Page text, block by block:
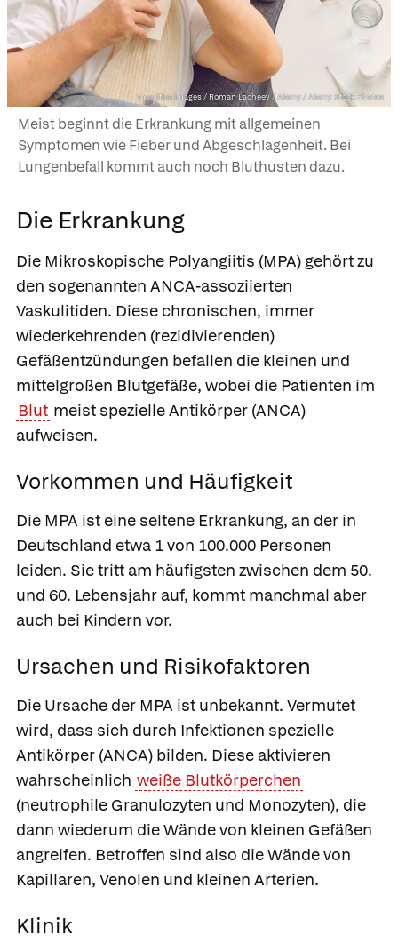
mauritius images / Roman Lacheev / Alamy / Alamy Stock Photos
Meist beginnt die Erkrankung mit allgemeinen
Symptomen wie Fieber und Abgeschlagenheit. Bei
Lungenbefall kommt auch noch Bluthusten dazu.
Die Erkrankung
Die Mikroskopische Polyangiitis (MPA) gehört zu
den sogenannten ANCA-assoziierten
Vaskulitiden. Diese chronischen, immer
wiederkehrenden (rezidivierenden)
Gefäßentzündungen befallen die kleinen und
mittelgroßen Blutgefäße, wobei die Patienten im
Blut meist spezielle Antikörper (ANCA)
aufweisen.
Vorkommen und Häufigkeit
Die MPA ist eine seltene Erkrankung, an der in
Deutschland etwa 1 von 100.000 Personen
leiden. Sie tritt am häufigsten zwischen dem 50.
und 60. Lebensjahr auf, kommt manchmal aber
auch bei Kindern vor.
Ursachen und Risikofaktoren
Die Ursache der MPA ist unbekannt. Vermutet
wird, dass sich durch Infektionen spezielle
Antikörper (ANCA) bilden. Diese aktivieren
wahrscheinlich weiße Blutkörperchen
(neutrophile Granulozyten und Monozyten), die
dann wiederum die Wände von kleinen Gefäßen
angreifen. Betroffen sind also die Wände von
Kapillaren, Venolen und kleinen Arterien.
Klinik